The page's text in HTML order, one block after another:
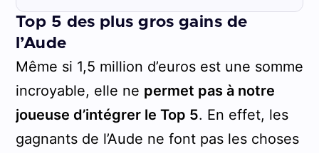
Top 5 des plus gros gains de
l’Aude
Même si 1,5 million d’euros est une somme
incroyable, elle ne permet pas à notre
joueuse d’intégrer le Top 5. En effet, les
gagnants de l’Aude ne font pas les choses